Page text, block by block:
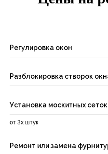
Регулировка окон
Разблокировка створок
Установка москитных сеток
от 3х штук
Ремонт или замена